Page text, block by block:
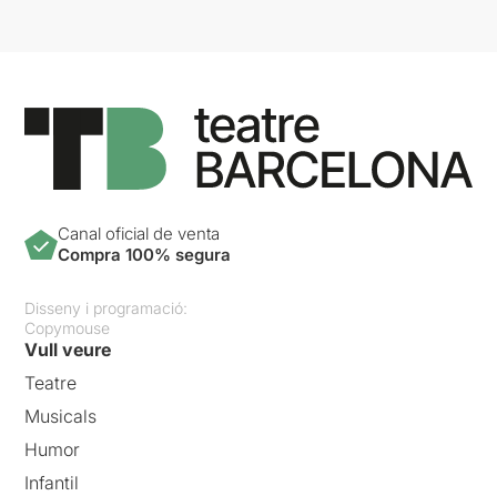
Canal oficial de venta
Compra 100% segura
Disseny i programació:
Copymouse
Vull veure
Teatre
Musicals
Humor
Infantil